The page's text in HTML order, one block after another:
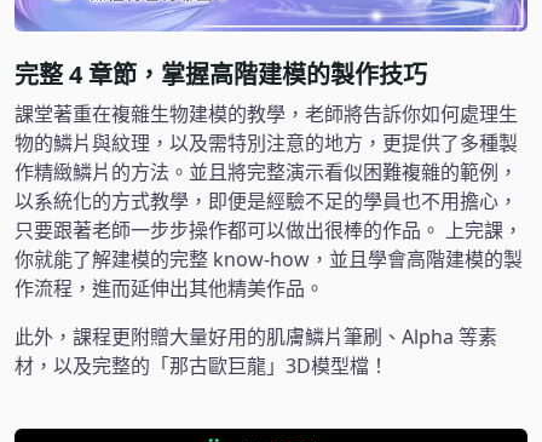
完整 4 章節，掌握高階建模的製作技巧
課堂著重在複雜生物建模的教學，老師將告訴你如何處理生
物的鱗片與紋理，以及需特別注意的地方，更提供了多種製
作精緻鱗片的方法。並且將完整演示看似困難複雜的範例，
以系統化的方式教學，即便是經驗不足的學員也不用擔心，
只要跟著老師一步步操作都可以做出很棒的作品。 上完課，
你就能了解建模的完整 know-how，並且學會高階建模的製
作流程，進而延伸出其他精美作品。
此外，課程更附贈大量好用的肌膚鱗片筆刷、Alpha 等素
材，以及完整的「那古歐巨龍」3D模型檔！